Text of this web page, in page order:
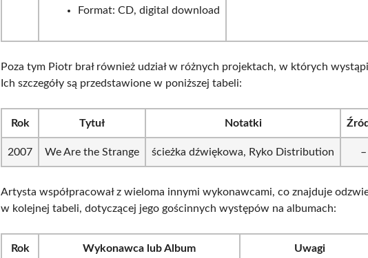
Format: CD, digital download
Poza tym Piotr brał również udział w różnych projektach, w których
Ich szczegóły są przedstawione w poniższej tabeli:
Rok Tytuł Notatki
2007 We Are the Strange ścieżka dźwiękowa, Ryko Distribution –
Artysta współpracował z wieloma innymi wykonawcami, co znajduje
w kolejnej tabeli, dotyczącej jego gościnnych występów na albumach:
Rok Wykonawca lub Album Uwagi